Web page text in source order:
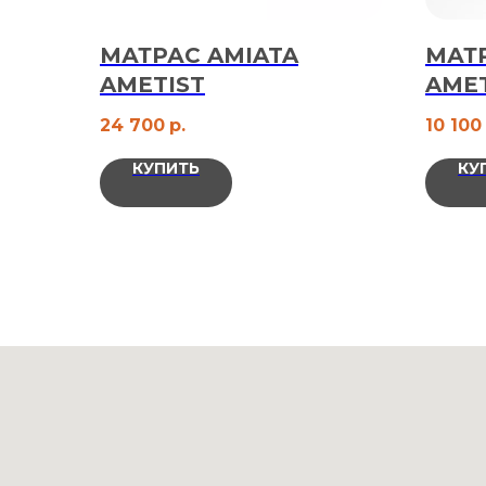
МАТРАС AMIATA
AMETIST
24 700 р.
КУПИТЬ
10 100